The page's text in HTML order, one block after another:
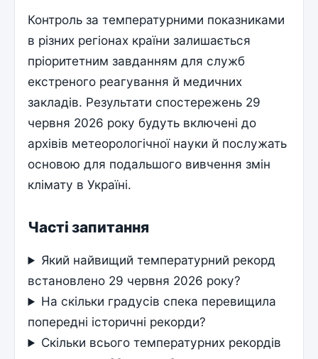
Контроль за температурними показниками
в різних регіонах країни залишається
пріоритетним завданням для служб
екстреного реагування й медичних
закладів. Результати спостережень 29
червня 2026 року будуть включені до
архівів метеорологічної науки й послужать
основою для подальшого вивчення змін
клімату в Україні.
Часті запитання
Який найвищий температурний рекорд
встановлено 29 червня 2026 року?
На скільки градусів спека перевищила
попередні історичні рекорди?
Скільки всього температурних рекордів